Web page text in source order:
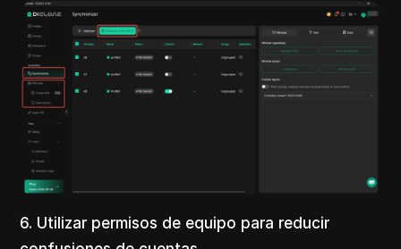
6. Utilizar permisos de equipo para reducir